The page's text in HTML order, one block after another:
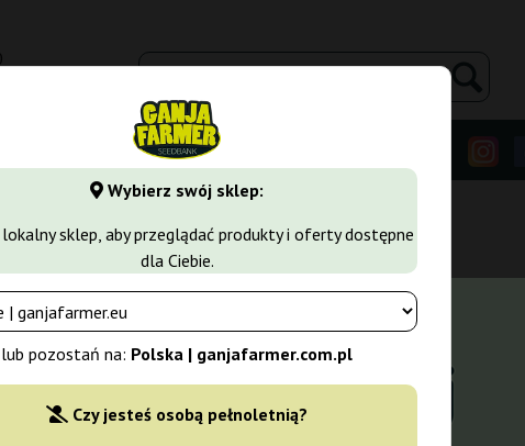
Wybierz swój sklep:
sklep, aby przeglądać produkty i oferty dostępne
dla Ciebie.
lub pozostań na: Polska | ganjafarmer.com.pl
Czy jesteś osobą pełnoletnią?
Odmiany marihuany
najlepsze okazje których nie możesz przegapić. Duże zniżki,
Zawsze oferujemy największą ilość różnych promocji i
Farmer.